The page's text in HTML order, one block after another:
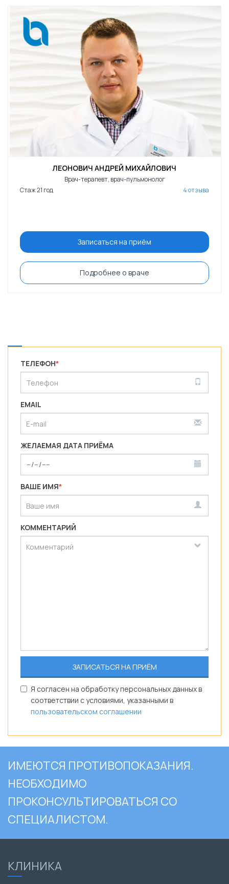
ЛЕОНОВИЧ АНДРЕЙ МИХАЙЛОВИЧ
Врач-терапевт, врач-пульмонолог
Стаж 21 год
4 отзыва
Записаться на приём
Подробнее о враче
ТЕЛЕФОН*
EMAIL
ЖЕЛАЕМАЯ ДАТА ПРИЁМА
ВАШЕ ИМЯ*
КОММЕНТАРИЙ
Я согласен на обработку персональных данных в
соответствии с условиями, указанными в
пользовательском соглашении
ИМЕЮТСЯ ПРОТИВОПОКАЗАНИЯ.
НЕОБХОДИМО
ПРОКОНСУЛЬТИРОВАТЬСЯ СО
СПЕЦИАЛИСТОМ.
КЛИНИКА